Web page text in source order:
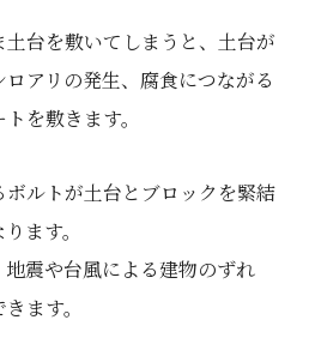
台を敷いてしまうと、土台が
アリの発生、腐食につながる
を敷きます。
ルトが土台とブロックを緊結
ます。
震や台風による建物のずれ
ます。